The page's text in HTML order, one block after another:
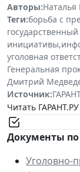
Авторы:Наталья
Теги:борьба с
инициативы,
уголовная
Генеральная
Дмитрий
Источник:
Читать
Документы по
Уголовно-